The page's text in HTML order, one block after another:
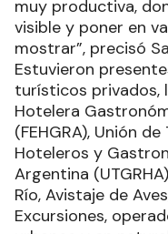
muy productiva,
visible y poner en
mostrar”, precisó
Estuvieron
turísticos privados,
Hotelera
(FEHGRA), Unión
Hoteleros y
Argentina
Río, Avistaje de
Excursiones,